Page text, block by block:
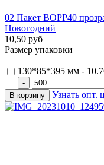
02 Пакет ВОРР40
Новогодний
10,50 руб
Размер упаковки
130*85*395 мм -
Узнать опт.